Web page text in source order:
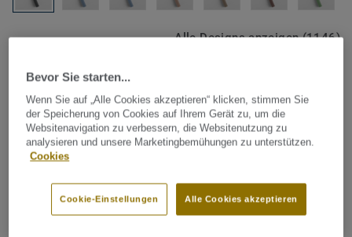
Alle Designs anzeigen (1146)
Tarkett Zubehör Komplettsortiment
Schweißschnur für PVC-Böden
- Unicoloured NIGHT BLUE
0927
zweier PVC-Bahnen verwendet und sorgen für eine
Bevor Sie starten...
Wenn Sie auf „Alle Cookies akzeptieren“ klicken, stimmen Sie
der Speicherung von Cookies auf Ihrem Gerät zu, um die
Websitenavigation zu verbessern, die Websitenutzung zu
analysieren und unsere Marketingbemühungen zu unterstützen.
Cookies
Alle Cookies akzeptieren
Cookie-Einstellungen